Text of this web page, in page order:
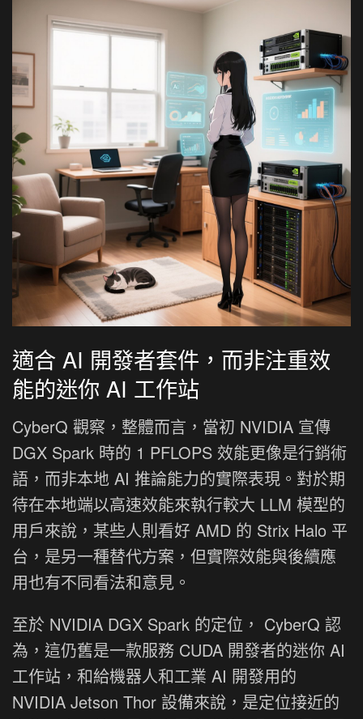
適合 AI 開發者套件，而非注重效
能的迷你 AI 工作站
CyberQ 觀察，整體而言，當初 NVIDIA 宣傳
DGX Spark 時的 1 PFLOPS 效能更像是行銷術
語，而非本地 AI 推論能力的實際表現。對於期
待在本地端以高速效能來執行較大 LLM 模型的
用戶來說，某些人則看好 AMD 的 Strix Halo 平
台，是另一種替代方案，但實際效能與後續應
用也有不同看法和意見。
至於 NVIDIA DGX Spark 的定位， CyberQ 認
為，這仍舊是一款服務 CUDA 開發者的迷你 AI
工作站，和給機器人和工業 AI 開發用的
NVIDIA Jetson Thor 設備來說，是定位接近的